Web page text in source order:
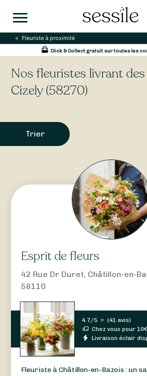
Fleuriste à proximité
Click & Collect gratuit sur toutes les
Nos fleuristes livrant
Cizely (58270)
Trier
Esprit de fleurs
42 Rue Dr Duret, Châtillon-en-
58110
4.7/5 ⭐ (41 avis)
Chez vous pour10€
Livraison éclair
Fleuriste à Châtillon-en-Bazois : un